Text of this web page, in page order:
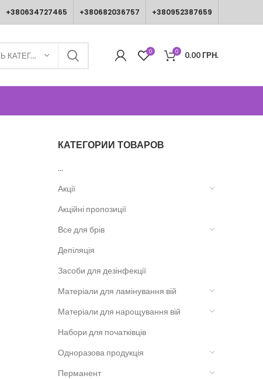
+380634727465 +380682036757 +380952387659
ВИБЕРІТЬ КАТЕГОРІЮ 0 0 0.00ГРН.
КАТЕГОРИИ ТОВАРОВ
...
Акції
Акційні пропозиції
Все для брів
Депіляція
Засоби для дезінфекції
Матеріали для ламінування вій
Матеріали для нарощування вій
Набори для початківців
Одноразова продукція
Перманент